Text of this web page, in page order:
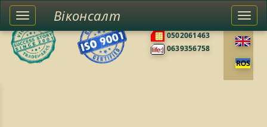
0502061463
0639356758
Toggle
left
sidebar
Віконсалт